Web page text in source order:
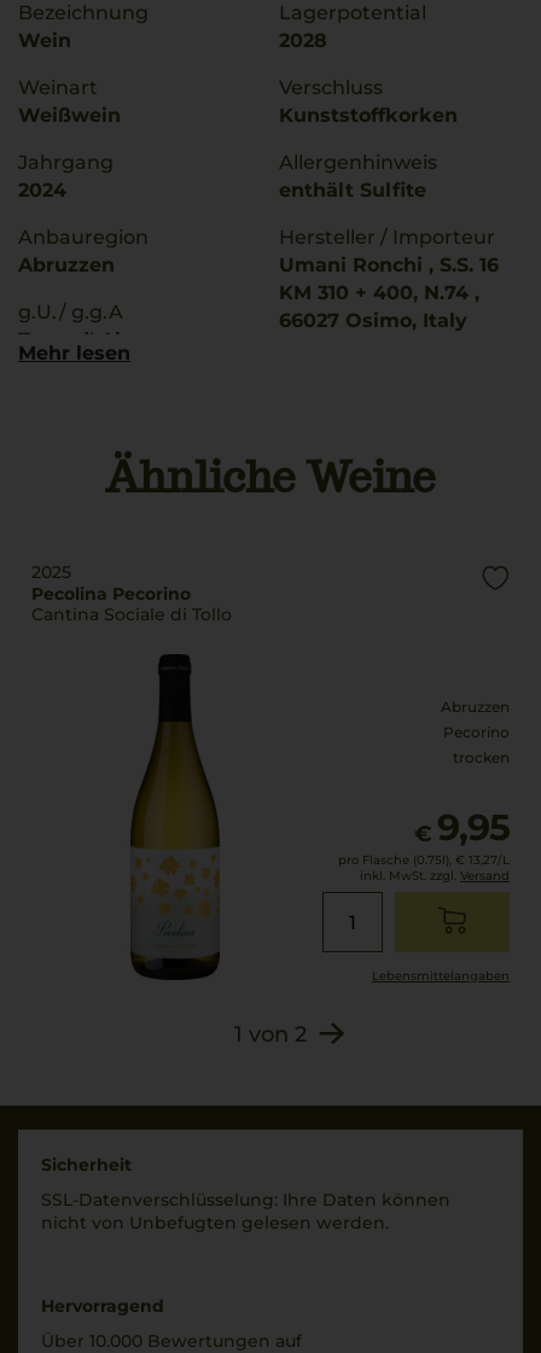
Bezeichnung
Wein
Weinart
Weißwein
Jahrgang
2024
Anbauregion
Abruzzen
g.U./ g.g.A
Terre d' Abruzzo
Rebsorten
Trinktemperatur
10 °C
Lagerpotential
2028
Verschluss
Kunststoffkorken
Allergenhinweis
enthält Sulfite
Hersteller / Importeur
Umani Ronchi , S.S. 16
KM 310 + 400, N.74 ,
66027 Osimo, Italy
0,75 L
Mehr lesen
Ähnliche Weine
2025
Pecolina Pecorino
Cantina Sociale di Tollo
Abruzzen
Pecorino
trocken
€ 9,95
pro Flasche (0.75l), € 13,27/L
inkl. MwSt. zzgl. Versand
Lebensmittel­angaben
1 von 2
Sicherheit
SSL-Daten­verschlüs­selung: Ihre Daten können
nicht von Unbe­fugten gelesen werden.
Hervorragend
Über 10.000 Bewertungen auf